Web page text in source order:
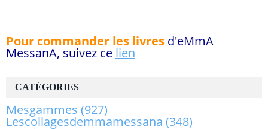
CATÉGORIES
Mesgammes (927)
Lescollagesdemmamessana (348)
Pour commander les livres d'eMmA
MessanA, suivez ce lien